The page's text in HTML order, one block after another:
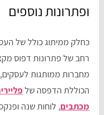
ופתרונות נוספים
כחלק ממיתוג כולל של
רחב של פתרונות דפוס
מחברות ממותגות
הכוללת הדפסה של
מכתבים, לוחות שנה